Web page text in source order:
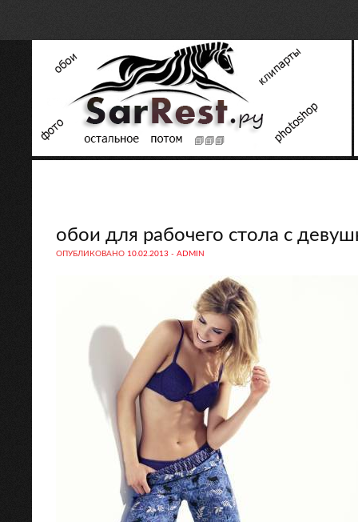
обои для рабочего стола с
ОПУБЛИКОВАНО 10.02.2013 - ADMIN